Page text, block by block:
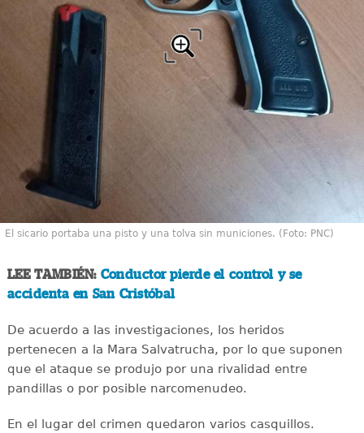
El sicario portaba una pisto y una tolva sin municiones. (Foto: PNC)
LEE TAMBIÉN:Conductor pierde el control y se
accidenta en San Cristóbal
De acuerdo a las investigaciones, los heridos
pertenecen a la Mara Salvatrucha, por lo que suponen
que el ataque se produjo por una rivalidad entre
pandillas o por posible narcomenudeo.
En el lugar del crimen quedaron varios casquillos.